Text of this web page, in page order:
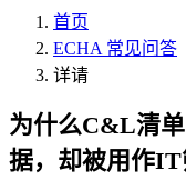
首页
ECHA 常见问答
详请
为什么C&L清
据，却被用作IT